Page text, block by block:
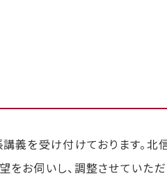
講義を受け付けております。
お伺いし、調整させていただ